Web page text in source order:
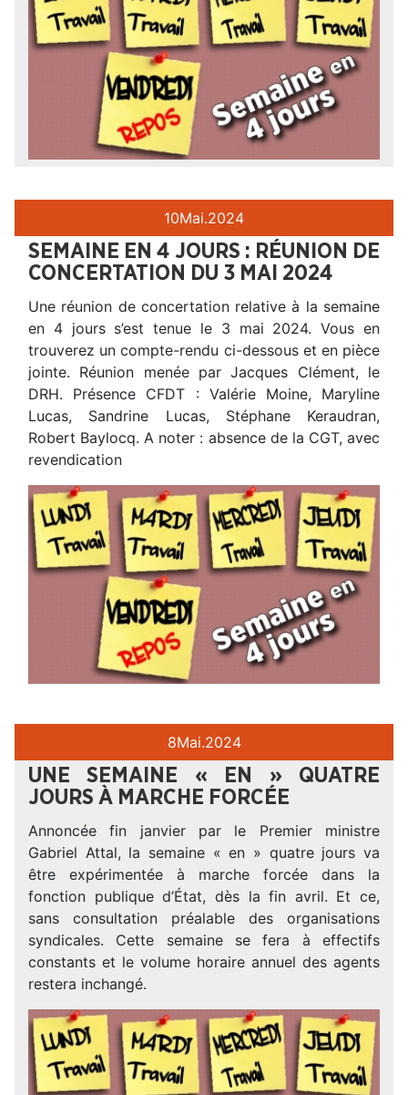
10Mai.2024
SEMAINE EN 4 JOURS : RÉUNION DE
CONCERTATION DU 3 MAI 2024
Une réunion de concertation relative à la semaine
en 4 jours s’est tenue le 3 mai 2024. Vous en
trouverez un compte-rendu ci-dessous et en pièce
jointe. Réunion menée par Jacques Clément, le
DRH. Présence CFDT : Valérie Moine, Maryline
Lucas, Sandrine Lucas, Stéphane Keraudran,
Robert Baylocq. A noter : absence de la CGT, avec
revendication
8Mai.2024
UNE SEMAINE « EN » QUATRE
JOURS À MARCHE FORCÉE
Annoncée fin janvier par le Premier ministre
Gabriel Attal, la semaine « en » quatre jours va
être expérimentée à marche forcée dans la
fonction publique d’État, dès la fin avril. Et ce,
sans consultation préalable des organisations
syndicales. Cette semaine se fera à effectifs
constants et le volume horaire annuel des agents
restera inchangé.